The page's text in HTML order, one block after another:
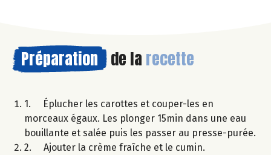
Préparation de la recette
1. Éplucher les carottes et couper-les en
morceaux égaux. Les plonger 15min dans une eau
bouillante et salée puis les passer au presse-purée.
2. Ajouter la crème fraîche et le cumin.